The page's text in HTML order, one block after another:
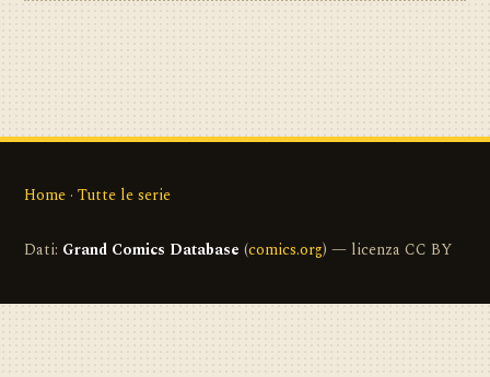
Home · Tutte le serie
Dati: Grand Comics Database (comics.org) — licenza CC BY